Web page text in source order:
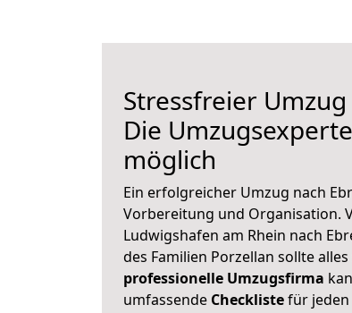
Stressfreier
Die
möglich
Ein erfolgreicher Umzug nach
Vorbereitung und Organisation.
Ludwigshafen am Rhein nach
des Familien Porzellan sollte
professionelle Umzugsfirma
umfassende Checklistefür jeden